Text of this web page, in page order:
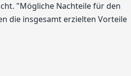
"Mögliche Nachteile für den
die insgesamt erzielten Vorteile